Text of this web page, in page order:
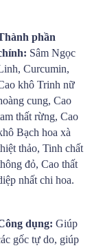
phần
Sâm Ngọc
Curcumin,
khô Trinh nữ
cung, Cao
thất rừng, Cao
Bạch hoa xà
thảo, Tinh chất
đỏ, Cao thất
nhất chi hoa.
dụng: Giúp
gốc tự do, giúp